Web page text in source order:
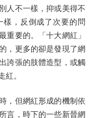
人不一樣，抑或美得不
，反倒成了次要的問
重要的。「十大網紅」
，更多的卻是發現了網
誇張的肢體造型，或觸
紅。
但網紅形成的機制依
言，時下的一些新晉網